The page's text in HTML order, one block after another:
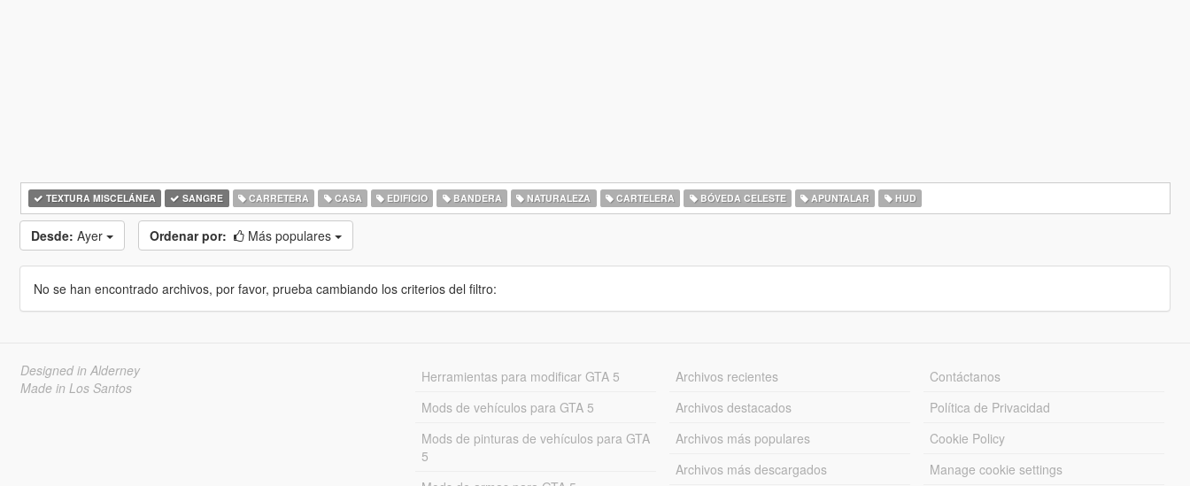
TEXTURA MISCELÁNEA SANGRE CARRETERA CASA EDIFICIO BANDERA NATURALEZA CARTELERA BÓVEDA CELESTE APUNTALAR HUD
Desde: Ayer Ordenar por: Más populares
No se han encontrado archivos, por favor, prueba cambiando los criterios del filtro:
Designed in Alderney
Made in Los Santos
Herramientas para modificar GTA 5
Mods de vehículos para GTA 5
Mods de pinturas de vehículos para GTA
5
Archivos recientes
Archivos destacados
Archivos más populares
Archivos más descargados
Contáctanos
Política de Privacidad
Cookie Policy
Manage cookie settings